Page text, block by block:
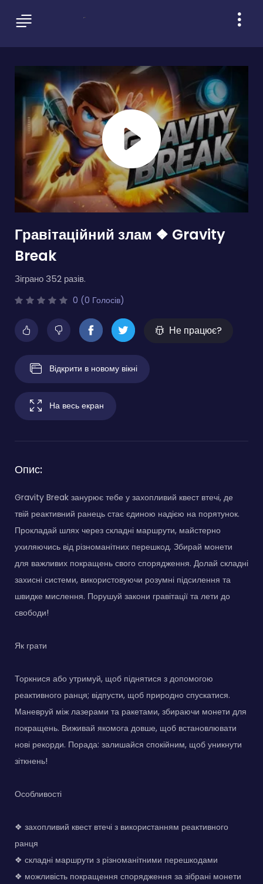
Гравітаційний злам ❖ Gravity
Break
Зіграно 352 разів.
0 (0 Голосів)
Не працює?
Відкрити в новому вікні
На весь екран
Опис:
Gravity Break занурює тебе у захопливий квест втечі, де
твій реактивний ранець стає єдиною надією на порятунок.
Прокладай шлях через складні маршрути, майстерно
ухиляючись від різноманітних перешкод. Збирай монети
для важливих покращень свого спорядження. Долай складні
захисні системи, використовуючи розумні підсилення та
швидке мислення. Порушуй закони гравітації та лети до
свободи!
Як грати
Торкнися або утримуй, щоб піднятися з допомогою
реактивного ранця; відпусти, щоб природно спускатися.
Маневруй між лазерами та ракетами, збираючи монети для
покращень. Виживай якомога довше, щоб встановлювати
нові рекорди. Порада: залишайся спокійним, щоб уникнути
зіткнень!
Особливості
❖ захопливий квест втечі з використанням реактивного
ранця
❖ складні маршрути з різноманітними перешкодами
❖ можливість покращення спорядження за зібрані монети